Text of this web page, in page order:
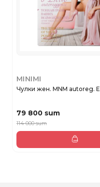
MINIMI
Чулки жен. MNM autoreg.
79 800 sum
114 000 sum